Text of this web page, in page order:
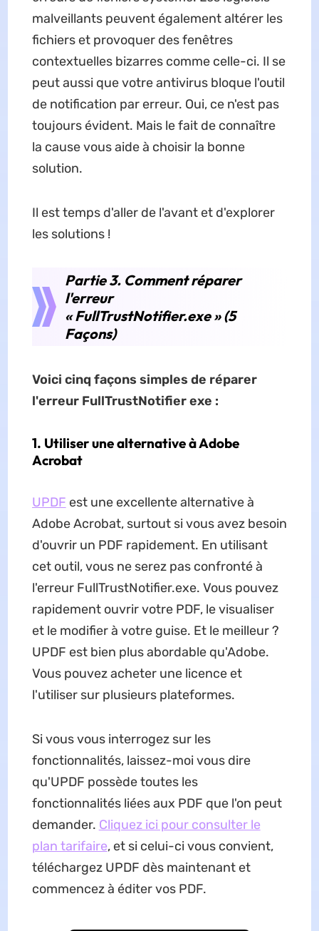
malveillants peuvent également altérer les
fichiers et provoquer des fenêtres
contextuelles bizarres comme celle-ci. Il se
peut aussi que votre antivirus bloque l'outil
de notification par erreur. Oui, ce n'est pas
toujours évident. Mais le fait de connaître
la cause vous aide à choisir la bonne
solution.
Il est temps d'aller de l'avant et d'explorer
les solutions !
Partie 3. Comment réparer
l'erreur
« FullTrustNotifier.exe » (5
Façons)
Voici cinq façons simples de réparer
l'erreur FullTrustNotifier exe :
1. Utiliser une alternative à Adobe
Acrobat
UPDF est une excellente alternative à
Adobe Acrobat, surtout si vous avez besoin
d'ouvrir un PDF rapidement. En utilisant
cet outil, vous ne serez pas confronté à
l'erreur FullTrustNotifier.exe. Vous pouvez
rapidement ouvrir votre PDF, le visualiser
et le modifier à votre guise. Et le meilleur ?
UPDF est bien plus abordable qu'Adobe.
Vous pouvez acheter une licence et
l'utiliser sur plusieurs plateformes.
Si vous vous interrogez sur les
fonctionnalités, laissez-moi vous dire
qu'UPDF possède toutes les
fonctionnalités liées aux PDF que l'on peut
demander. Cliquez ici pour consulter le
plan tarifaire, et si celui-ci vous convient,
téléchargez UPDF dès maintenant et
commencez à éditer vos PDF.